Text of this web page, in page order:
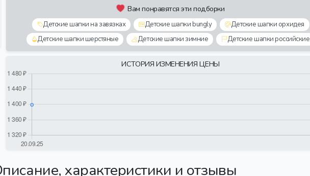
Вам понравятся эти подборки
Детские шапки на завязках Детские шапки bungly
Детские шапки орхидея
Детские шапки шерстяные
Детские шапки зимние Детские шапки российские
ИСТОРИЯ ИЗМЕНЕНИЯ ЦЕНЫ
характеристики и отзывы